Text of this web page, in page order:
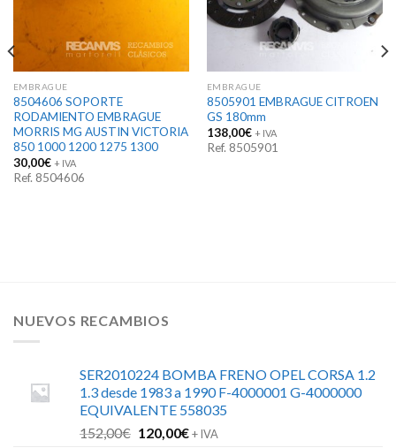
EMBRAGUE
8504606 SOPORTE
RODAMIENTO EMBRAGUE
MORRIS MG AUSTIN VICTORIA
850 1000 1200 1275 1300
30,00€ + IVA
Ref. 8504606
EMBRAGUE
8505901 EMBRAGUE CITROEN
GS 180mm
138,00€ + IVA
Ref. 8505901
NUEVOS RECAMBIOS
SER2010224 BOMBA FRENO OPEL CORSA 1.2
1.3 desde 1983 a 1990 F-4000001 G-4000000
EQUIVALENTE 558035
152,00€ El
120,00€El+ IVA